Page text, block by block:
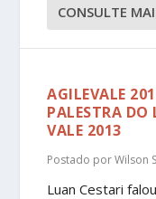
CONSULTE
AGILEVALE
PALESTRA
VALE 2013
Postado porWilson
Luan Cestari